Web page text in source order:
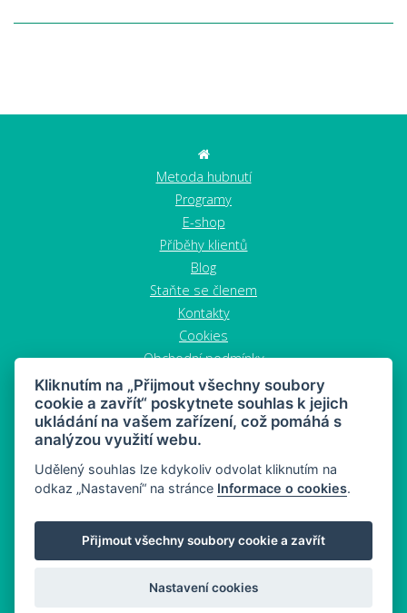
Metoda hubnutí
Programy
E-shop
Příběhy klientů
Blog
Staňte se členem
Kontakty
Cookies
Obchodní podmínky
Zrušit objednávku
MAHONY DIET - dieta a zdravý snacking
Mapa stránek
© 2026 MAHONY DIET
Kliknutím na „Přijmout všechny soubory
cookie a zavřít“ poskytnete souhlas k jejich
ukládání na vašem zařízení, což pomáhá s
analýzou využití webu.
Udělený souhlas lze kdykoliv odvolat kliknutím na
odkaz „Nastavení“ na stránce Informace o cookies.
Přijmout všechny soubory cookie a zavřít
Nastavení cookies